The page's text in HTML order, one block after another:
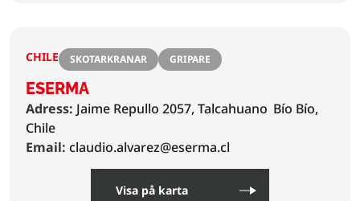
CHILE SKOTARKRANAR GRIPARE
ESERMA
Adress: Jaime Repullo 2057, Talcahuano Bío Bío,
Chile
Email: claudio.alvarez@eserma.cl
Visa på karta